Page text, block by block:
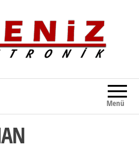
Teknik Destek, Kaliteli Hizmet |
Çorum Elektronik Firması
Menü